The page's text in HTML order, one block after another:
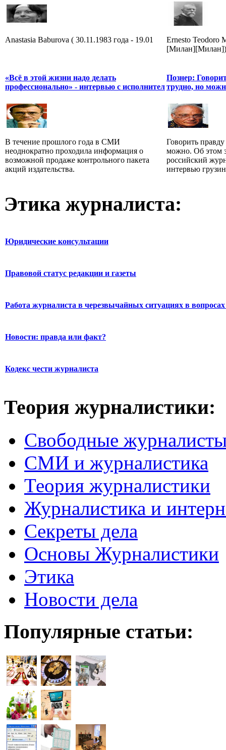
Anastasia Baburova ( 30.11.1983 года - 19.01
Ernesto Teodoro
[Милан][Милан])
«Всё в этой жизни надо делать
профессионально» - интервью с исполнител
В течение прошлого года в СМИ
неоднократно проходила информация о
возможной продаже контрольного пакета
акций издательства.
Познер:
трудно, но
Говорить
можно. Об этом
российский
интервью
Этика журналиста:
Юридические консультации
Правовой статус редакции и газеты
Работа журналиста в черезвычайных ситуациях в вопросах
Новости: правда или факт?
Кодекс чести журналиста
Теория журналистики:
Свободные
СМИ и журналистика
Теория журналистики
Журналистика и
Секреты дела
Основы Журналистики
Этика
Новости дела
Популярные статьи: